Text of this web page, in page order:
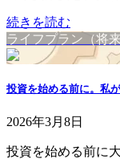
続きを読む
ライフプラン（将来
投資を始める前に。私
2026年3月8日
投資を始める前に